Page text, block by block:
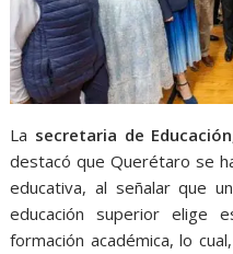
La secretaria de
destacó que Querétaro se
educativa, al señalar que
educación superior elige
formación académica, lo